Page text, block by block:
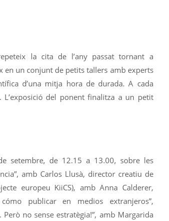
la cita de l’any passat tornant a
en un conjunt de petits tallers amb experts
d’una mitja hora de durada. A cada
del ponent finalitza a un petit
setembre, de 12.15 a 13.00, sobre les
amb Carlos Llusà, director creatiu de
europeu KiiCS), amb Anna Calderer,
publicar en medios extranjeros”,
no sense estratègia!”, amb Margarida